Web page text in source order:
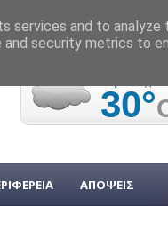
ΑΠΟΨΕΙΣ
services and to analyze
security metrics to